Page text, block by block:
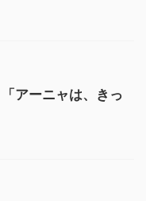
「アーニャは、きっ